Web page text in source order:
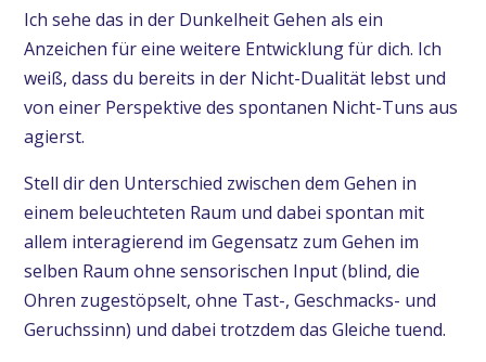
Ich sehe das in der Dunkelheit Gehen als ein
Anzeichen für eine weitere Entwicklung für dich. Ich
weiß, dass du bereits in der Nicht-Dualität lebst und
von einer Perspektive des spontanen Nicht-Tuns aus
agierst.
Stell dir den Unterschied zwischen dem Gehen in
einem beleuchteten Raum und dabei spontan mit
allem interagierend im Gegensatz zum Gehen im
selben Raum ohne sensorischen Input (blind, die
Ohren zugestöpselt, ohne Tast-, Geschmacks- und
Geruchssinn) und dabei trotzdem das Gleiche tuend.